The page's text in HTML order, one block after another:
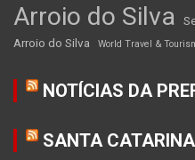
Arroio do Silva
Arroio do Silva
World Travel &
NOTÍCIAS DA
SANTA